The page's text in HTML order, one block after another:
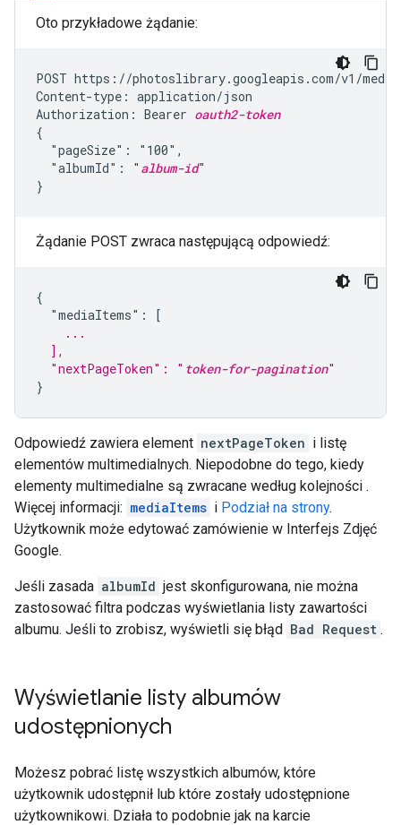
Oto przykładowe żądanie:
POST https://photoslibrary.googleapis.com/v1/
Content-type: application/json
Authorization: Bearer oauth2-token
{
  "pageSize": "100",
  "albumId": "
album-id"
}
Żądanie POST zwraca następującą odpowiedź:
{
    ...
  ],
  "nextPageToken": "
token-for-pagination"
}
Odpowiedź zawiera element nextPageToken i listę
elementów multimedialnych. Niepodobne do tego, kiedy
elementy multimedialne są zwracane według kolejności .
Więcej informacji: mediaItems i Podział na strony.
Użytkownik może edytować zamówienie w Interfejs Zdjęć
Google.
Jeśli zasada albumId jest skonfigurowana, nie można
zastosować filtra podczas wyświetlania listy zawartości
albumu. Jeśli to zrobisz, wyświetli się błąd Bad Request .
Wyświetlanie listy albumów
udostępnionych
Możesz pobrać listę wszystkich albumów, które
użytkownik udostępnił lub które zostały udostępnione
użytkownikowi. Działa to podobnie jak na karcie